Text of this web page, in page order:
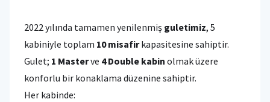
2022 yılında tamamen yenilenmiş guletimiz, 5
kabiniyle toplam 10 misafirkapasitesine sahiptir.
Gulet; 1 Masterve 4 Double kabin olmak üzere
konforlu bir konaklama düzenine sahiptir.
Her kabinde: